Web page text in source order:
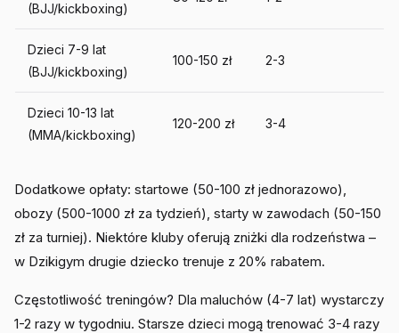
(BJJ/kickboxing)
Dzieci 7-9 lat
(BJJ/kickboxing)
100-150 zł 2-3
Dzieci 10-13 lat
(MMA/kickboxing)
120-200 zł 3-4
Dodatkowe opłaty: startowe (50-100 zł jednorazowo),
obozy (500-1000 zł za tydzień), starty w zawodach (50-150
zł za turniej). Niektóre kluby oferują zniżki dla rodzeństwa –
w Dzikigym drugie dziecko trenuje z 20% rabatem.
Częstotliwość treningów? Dla maluchów (4-7 lat) wystarczy
1-2 razy w tygodniu. Starsze dzieci mogą trenować 3-4 razy